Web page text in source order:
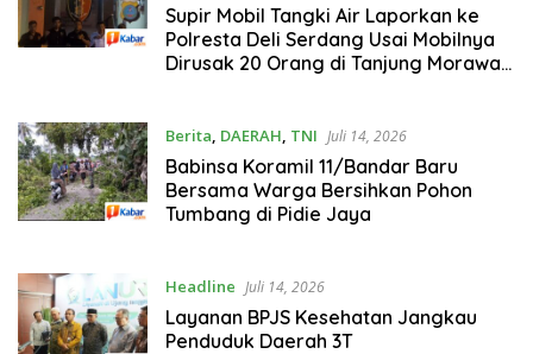
Juli 14, 2026
Supir Mobil Tangki Air Laporkan ke
Polresta Deli Serdang Usai Mobilnya
Dirusak 20 Orang di Tanjung Morawa-
Berita, DAERAH, TNI Juli 14, 2026
Babinsa Koramil 11/Bandar Baru
Bersama Warga Bersihkan Pohon
Tumbang di Pidie Jaya
Headline Juli 14, 2026
Layanan BPJS Kesehatan Jangkau
Penduduk Daerah 3T